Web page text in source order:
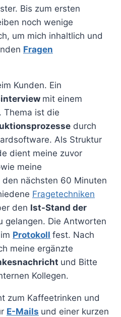
Bis zum ersten
noch wenige
um mich inhaltlich und
Fragen
Kunden. Ein
mit einem
Thema ist die
durch
Als Struktur
dient meine zuvor
meine
den nächsten 60 Minuten
Fragetechniken
den Ist-Stand der
gelangen. Die Antworten
Protokoll fest. Nach
meine ergänzte
und Bitte
Kollegen.
zum Kaffeetrinken und
E-Mails und einer kurzen